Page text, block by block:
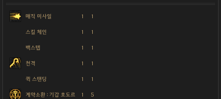
매직 미사일 1 1
스킬 체인 1 1
백스텝 1 1
천격 1 1
퀵 스탠딩 1 1
계약소환 : 기갑 호도르 1 5